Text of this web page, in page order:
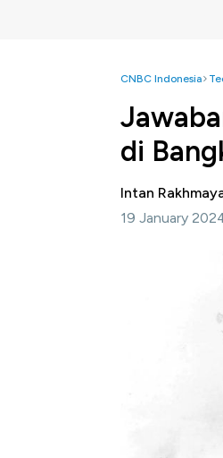
CNBC Indonesia
di
Intan
19 January